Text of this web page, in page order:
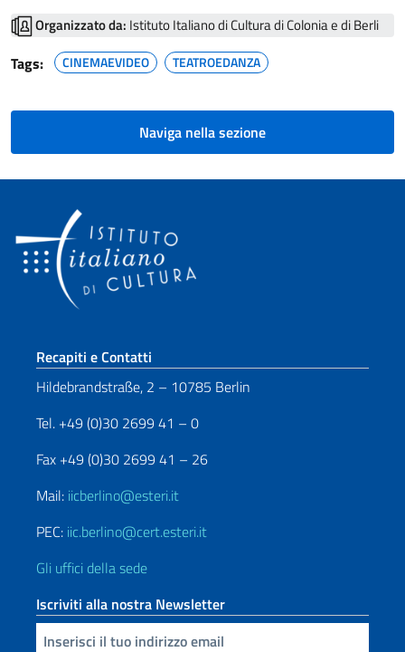
Organizzato da: Istituto Italiano di Cultura di Colonia e di Berli
Tags: CINEMAEVIDEO TEATROEDANZA
Naviga nella sezione
Sezione footer
Recapiti e Contatti
Hildebrandstraße, 2 – 10785 Berlin
Tel. +49 (0)30 2699 41 – 0
Fax +49 (0)30 2699 41 – 26
Mail: iicberlino@esteri.it
PEC: iic.berlino@cert.esteri.it
Gli uffici della sede
Iscriviti alla nostra Newsletter
Inserisci la tua email